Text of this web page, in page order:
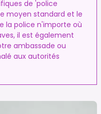
de 'police
moyen standard et le
la police n'importe où
il est également
ambassade ou
aux autorités